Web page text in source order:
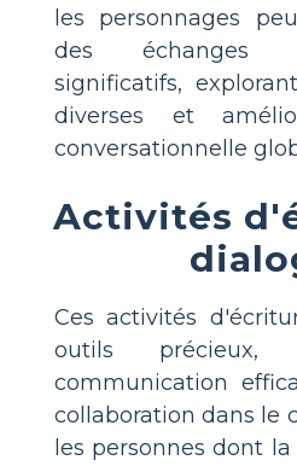
les personnages
des échanges
significatifs,
diverses et
conversationnelle
Activités
Ces activités
outils précieux,
communication
collaboration dans le
les personnes dont